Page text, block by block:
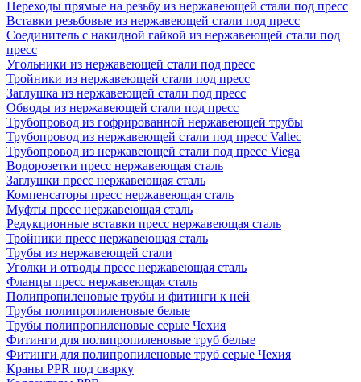
Переходы прямые на резьбу из нержавеющей стали под пресс
Вставки резьбовые из нержавеющей стали под пресс
Соединитель с накидной гайкой из нержавеющей стали под
пресс
Угольники из нержавеющей стали под пресс
Тройники из нержавеющей стали под пресс
Заглушка из нержавеющей стали под пресс
Обводы из нержавеющей стали под пресс
Трубопровод из гофрированной нержавеющей трубы
Трубопровод из нержавеющей стали под пресс Valtec
Трубопровод из нержавеющей стали под пресс Viega
Водорозетки пресс нержавеющая сталь
Заглушки пресс нержавеющая сталь
Компенсаторы пресс нержавеющая сталь
Муфты пресс нержавеющая сталь
Редукционные вставки пресс нержавеющая сталь
Тройники пресс нержавеющая сталь
Трубы из нержавеющей стали
Уголки и отводы пресс нержавеющая сталь
Фланцы пресс нержавеющая сталь
Полипропиленовые трубы и фитинги к ней
Трубы полипропиленовые белые
Трубы полипропиленовые серые Чехия
Фитинги для полипропиленовые труб белые
Фитинги для полипропиленовые труб серые Чехия
Краны PPR под сварку